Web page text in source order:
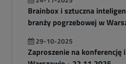
Brainbox i sztuczna
branży pogrzebowej w
29-10-2025
Zaproszenie na